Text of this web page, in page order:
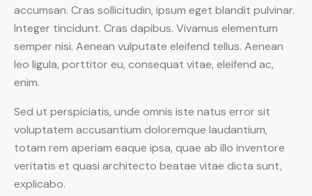
accumsan. Cras sollicitudin, ipsum eget blandit pulvinar.
Integer tincidunt. Cras dapibus. Vivamus elementum
semper nisi. Aenean vulputate eleifend tellus. Aenean
leo ligula, porttitor eu, consequat vitae, eleifend ac,
enim.
Sed ut perspiciatis, unde omnis iste natus error sit
voluptatem accusantium doloremque laudantium,
totam rem aperiam eaque ipsa, quae ab illo inventore
veritatis et quasi architecto beatae vitae dicta sunt,
explicabo.